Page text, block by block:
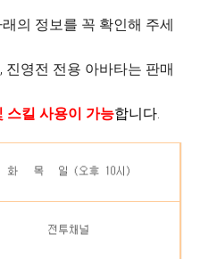
의 정보를 꼭 확인해 주세
진영전 전용 아바타는 판매
스킬 사용이 가능합니다.